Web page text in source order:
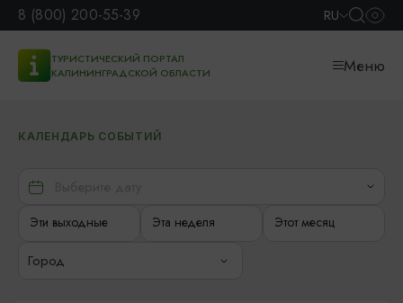
8 (800) 200-55-39 RU
ТУРИСТИЧЕСКИЙ ПОРТАЛ
КАЛИНИНГРАДСКОЙ ОБЛАСТИ
Меню
КАЛЕНДАРЬ СОБЫТИЙ
Эти выходные Эта неделя Этот месяц
Город